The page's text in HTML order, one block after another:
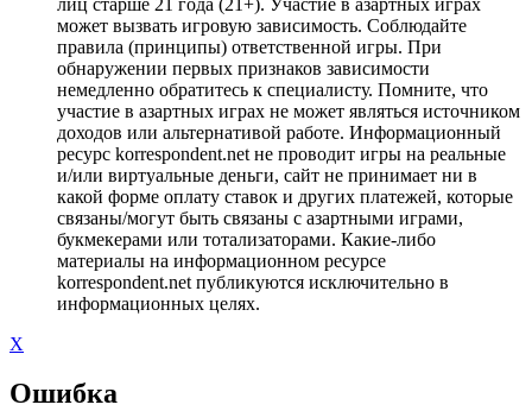
может вызвать игровую зависимость. Соблюдайте
правила (принципы) ответственной игры. При
обнаружении первых признаков зависимости
немедленно обратитесь к специалисту. Помните, что
участие в азартных играх не может являться источником
доходов или альтернативой работе. Информационный
ресурс korrespondent.net не проводит игры на реальные
и/или виртуальные деньги, сайт не принимает ни в
какой форме оплату ставок и других платежей, которые
связаны/могут быть связаны с азартными играми,
букмекерами или тотализаторами. Какие-либо
материалы на информационном ресурсе
korrespondent.net публикуются исключительно в
информационных целях.
X
Ошибка